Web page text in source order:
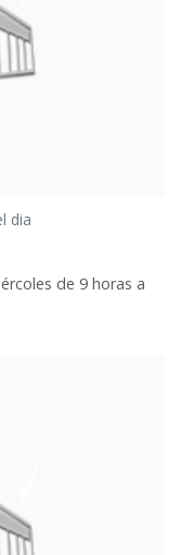
dia
de 9 horas a